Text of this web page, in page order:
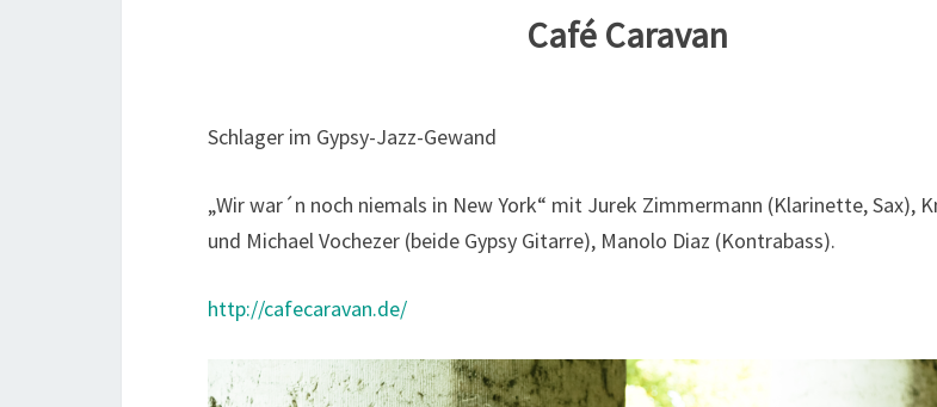
Café Caravan
Schlager im Gypsy-Jazz-Gewand
„Wir war´n noch niemals in New York“ mit Jurek Zimmermann (Klarinette, Sax),
und Michael Vochezer (beide Gypsy Gitarre), Manolo Diaz (Kontrabass).
http://cafecaravan.de/